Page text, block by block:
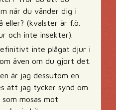
när du vänder dig i
eller? (kvalster är f.ö.
och inte insekter).
inte plågat djur i
även om du gjort det.
är jag dessutom en
att jag tycker synd om
mosas mot